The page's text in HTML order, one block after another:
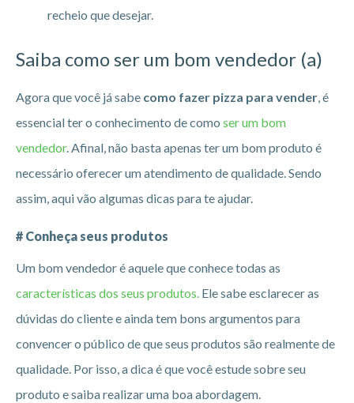
recheio que desejar.
Saiba como ser um bom vendedor (a)
Agora que você já sabe como fazer pizza para vender, é
essencial ter o conhecimento de como ser um bom
vendedor. Afinal, não basta apenas ter um bom produto é
necessário oferecer um atendimento de qualidade. Sendo
assim, aqui vão algumas dicas para te ajudar.
# Conheça seus produtos
Um bom vendedor é aquele que conhece todas as
características dos seus produtos. Ele sabe esclarecer as
dúvidas do cliente e ainda tem bons argumentos para
convencer o público de que seus produtos são realmente de
qualidade. Por isso, a dica é que você estude sobre seu
produto e saiba realizar uma boa abordagem.